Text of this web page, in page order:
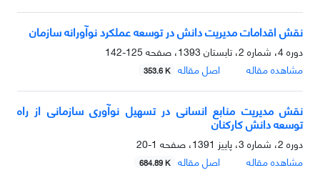
نقش اقدامات مدیریت دانش در توسعه عملکرد نوآورانه سازمان
دوره 4، شماره 2، تابستان 1393، صفحه
125-142
مشاهده مقاله
اصل مقاله 353.6 K
نقش مدیریت منابع انسانی در تسهیل نوآوری سازمانی از راه
توسعه دانش کارکنان
دوره 2، شماره 3، پاییز 1391، صفحه
1-20
مشاهده مقاله
اصل مقاله 684.89 K